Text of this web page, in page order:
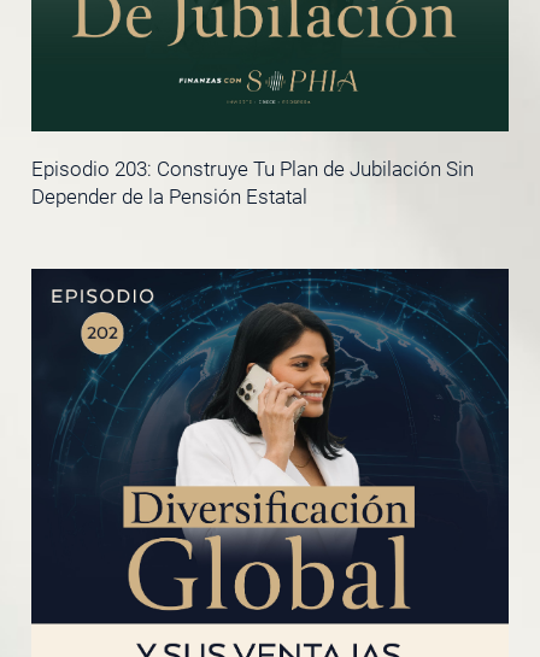
Episodio 203: Construye Tu Plan de Jubilación Sin
Depender de la Pensión Estatal